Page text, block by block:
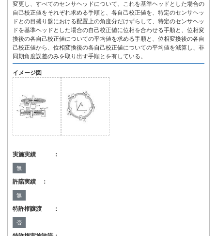
変更し、すべてのセンサヘッドについて、これを基準ヘッドとした場合の
自己校正値をそれぞれ求める手順と、各自己校正値を、特定のセンサヘッ
ドとの目盛り盤における配置上の角度分だけずらして、特定のセンサヘッ
ドを基準ヘッドとした場合の自己校正値に位相を合わせる手順と、位相変
換後の各自己校正値についての平均値を求める手順と、位相変換後の各自
己校正値から、位相変換後の各自己校正値についての平均値を減算し、非
同期角度誤差のみを取り出す手順とを有している。
イメージ図
実施実績 ：
無
許諾実績 ：
無
特許権譲渡 ：
否